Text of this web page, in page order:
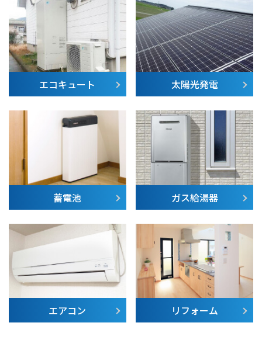
エコキュート 太陽光発電
蓄電池 ガス給湯器
エアコン リフォーム